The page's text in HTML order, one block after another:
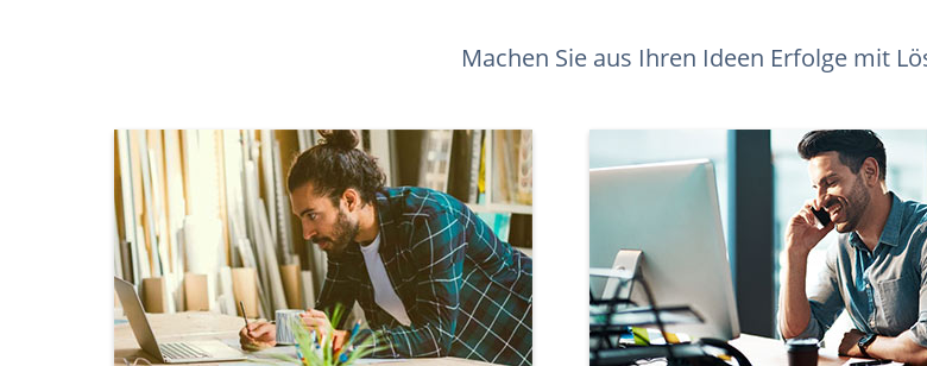
Machen Sie aus Ihren Ideen Erfolge mit